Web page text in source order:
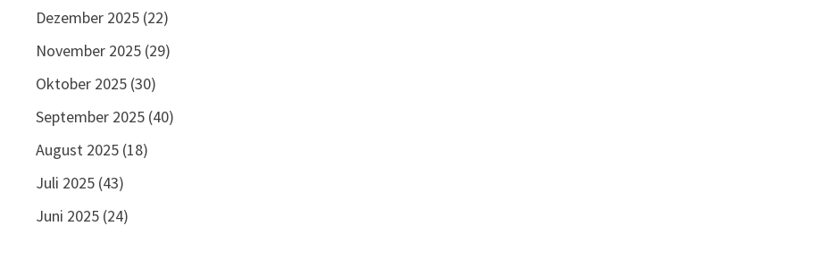
Dezember 2025 (22)
November 2025 (29)
Oktober 2025 (30)
September 2025 (40)
August 2025 (18)
Juli 2025 (43)
Juni 2025 (24)